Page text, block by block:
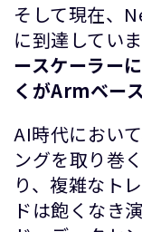
そして現在、
に到達していま
ースケーラー
くがArmベー
AI時代におい
ングを取り巻
り、複雑なト
ドは飽くなき